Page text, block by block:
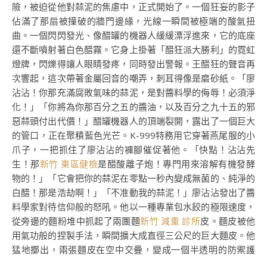
險，被迫從他對蒜泥的焦慮中，正式開始了。一個狂妄的影子
佔滿了那扇被撞破的牆門邊緣，光線一瞬間被極端的酸氣扭
曲。一個閃閃發光、像醋罐的機器人緩緩漂浮進來，它的底座
還不斷噴射著白色醋霧。它身上掛著「醋狂派大勝利」的霓虹
燈牌，閃爍得讓人眼睛發疼，同時發出警報。王醋狂的聲音再
次響起，這次帶著金屬回音的嘲弄，刺耳得像是磨砂紙。「廖
沾沾！你那充滿腐敗氣味的蒜泥，是對醬料學的侮辱！必須淨
化！」「你將為你那百分之五的醬油，以及百分之九十五的邪
惡蒜頭付出代價！」醋罐機器人的頂端裂開，露出了一個巨大
的管口，正在聚積藍色光芒。K-999特務用它穿著燕尾服的小
爪子，一把抓住了廖沾沾的褲腳催促著他。「快點！沾沾先
生！那新竹 東區健檢是醋酸離子炮！專門用來溶解有機發酵
物的！」「它會把你的蒜泥在零點一秒內變成無菌的、純淨的
白醋！那是浩劫啊！」「不准動我的蒜泥！」廖沾沾發出了醬
料學家對待信仰般的怒吼。他以一種專業包水餃的極限速度，
從旁邊的麵粉堆中抓起了兩團麵新竹 減重 診所皮。麵皮被他
用氣功般的捏製手法，瞬間擴大成直徑三公尺的巨大麵皮。他
猛地擲出，兩張麵皮在空中交疊，變成一個半透明的防禦護